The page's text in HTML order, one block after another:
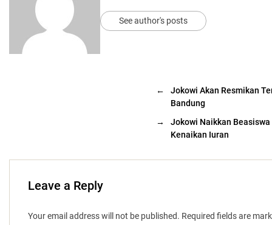
See author's posts
←
Jokowi Akan Resmikan
Bandung
→
Jokowi Naikkan Beasiswa
Kenaikan Iuran
Leave a Reply
Your email address will not be published. Required fields are